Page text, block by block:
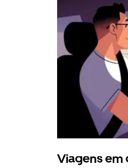
Viagens em